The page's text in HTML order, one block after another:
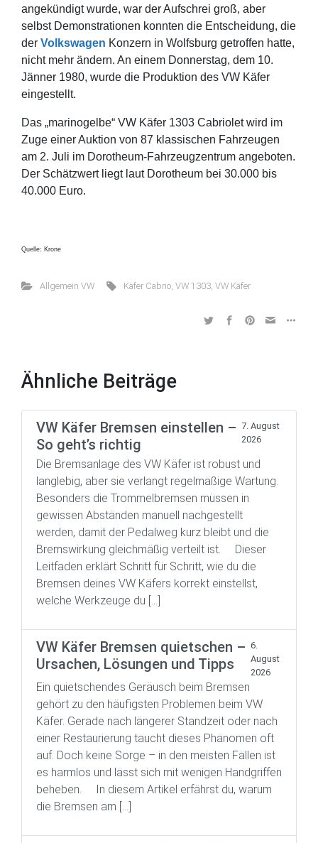
angekündigt wurde, war der Aufschrei groß, aber
selbst Demonstrationen konnten die Entscheidung, die
der Volkswagen Konzern in Wolfsburg getroffen hatte,
nicht mehr ändern. An einem Donnerstag, dem 10.
Jänner 1980, wurde die Produktion des VW Käfer
eingestellt.
Das „marinogelbe“ VW Käfer 1303 Cabriolet wird im
Zuge einer Auktion von 87 klassischen Fahrzeugen
am 2. Juli im Dorotheum-Fahrzeugzentrum angeboten.
Der Schätzwert liegt laut Dorotheum bei 30.000 bis
40.000 Euro.
Quelle: Krone
Allgemein VW Käfer Cabrio ,VW 1303 ,VW Käfer
Ähnliche Beiträge
VW Käfer Bremsen einstellen –
So geht’s richtig
7. August
2026
Die Bremsanlage des VW Käfer ist robust und
langlebig, aber sie verlangt regelmäßige Wartung.
Besonders die Trommelbremsen müssen in
gewissen Abständen manuell nachgestellt
werden, damit der Pedalweg kurz bleibt und die
Bremswirkung gleichmäßig verteilt ist. Dieser
Leitfaden erklärt Schritt für Schritt, wie du die
Bremsen deines VW Käfers korrekt einstellst,
welche Werkzeuge du […]
VW Käfer Bremsen quietschen –
Ursachen, Lösungen und Tipps
6.
August
2026
Ein quietschendes Geräusch beim Bremsen
gehört zu den häufigsten Problemen beim VW
Käfer. Gerade nach längerer Standzeit oder nach
einer Restaurierung taucht dieses Phänomen oft
auf. Doch keine Sorge – in den meisten Fällen ist
es harmlos und lässt sich mit wenigen Handgriffen
beheben. In diesem Artikel erfährst du, warum
die Bremsen am […]